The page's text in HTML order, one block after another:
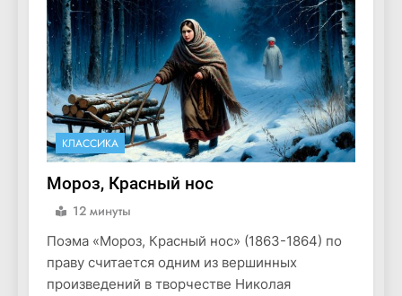
КЛАССИКА
Мороз, Красный нос
12 минуты
Поэма «Мороз, Красный нос» (1863-1864) по
праву считается одним из вершинных
произведений в творчестве Николая